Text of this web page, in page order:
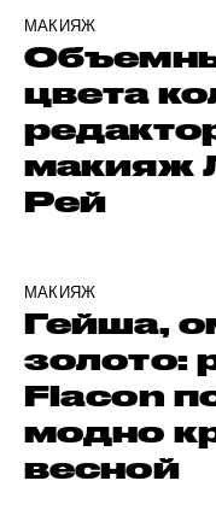
МАКИЯЖ
цвета
макияж
Рей
МАКИЯЖ
Гейша,
золото:
Flacon
модно
весной